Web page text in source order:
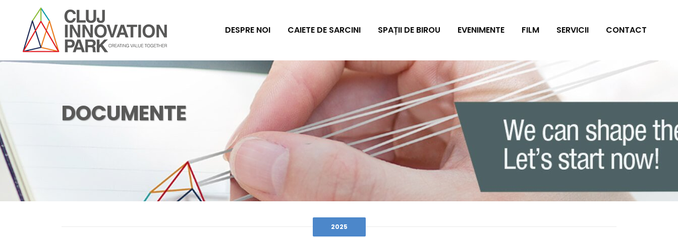
DESPRE NOI CAIETE DE SARCINI SPAȚII DE BIROU EVENIMENTE FILM SERVICII CONTACT
DOCUMENTE
2025